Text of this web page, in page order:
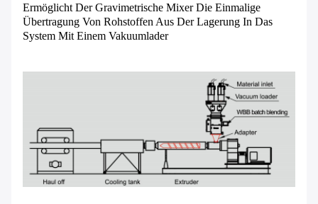
Ermöglicht Der Gravimetrische Mixer Die Einmalige
Übertragung Von Rohstoffen Aus Der Lagerung In Das
System Mit Einem Vakuumlader